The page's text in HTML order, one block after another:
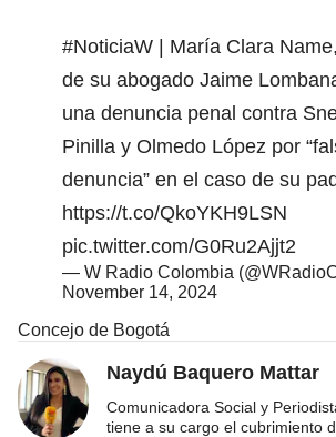
#NoticiaW | María Clara
de su abogado Jaime
una denuncia penal contra
Pinilla y Olmedo López por
denuncia” en el caso de su
https://t.co/QkoYKH9LSN
pic.twitter.com/G0Ru2Ajjt2
— W Radio Colombia
November 14, 2024
Concejo de Bogotá
Naydú Baquero Mattar
Comunicadora Social y
tiene a su cargo el cubrimiento